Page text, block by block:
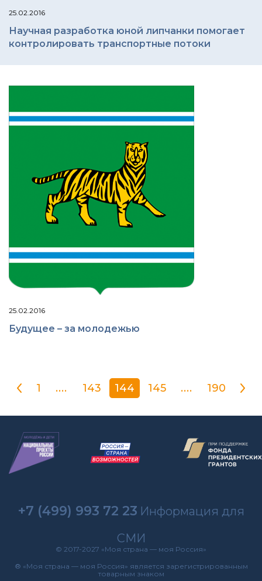
25.02.2016
Научная разработка юной липчанки помогает
контролировать транспортные потоки
25.02.2016
Будущее – за молодежью
1 .... 143 144 145 .... 190
+7 (499) 993 72 23 Информация для
СМИ
© 2017-2027 «Моя страна — моя Россия»
® «Моя страна — моя Россия» является зарегистрированным
товарным знаком